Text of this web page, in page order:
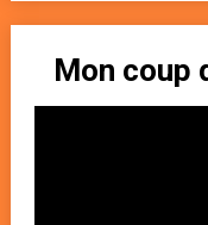
Mon coup